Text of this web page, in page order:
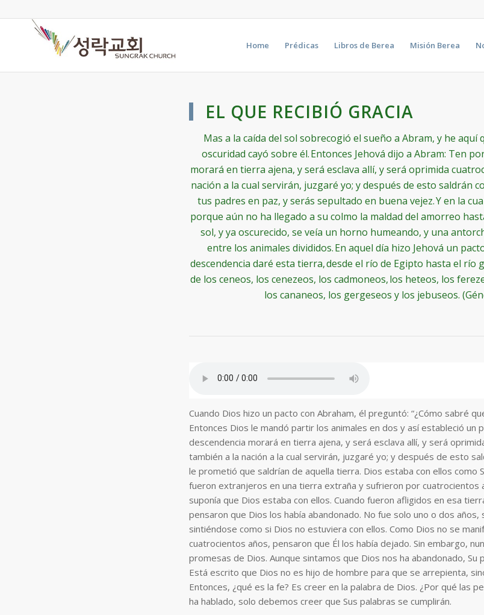
Home Prédicas Libros de Berea Misión Berea
EL QUE RECIBIÓ GRACIA
Mas a la caída del sol sobrecogió el sueño a Abram, y he
oscuridad cayó sobre él. Entonces Jehová dijo a Abram: Ten
morará en tierra ajena, y será esclava allí, y será oprimida
nación a la cual servirán, juzgaré yo; y después de esto saldrán
tus padres en paz, y serás sepultado en buena vejez. Y en la
porque aún no ha llegado a su colmo la maldad del amorreo
sol, y ya oscurecido, se veía un horno humeando, y una
entre los animales divididos. En aquel día hizo Jehová un
descendencia daré esta tierra, desde el río de Egipto hasta el río
de los ceneos, los cenezeos, los cadmoneos, los heteos, los
los cananeos, los gergeseos y los jebuseos.
Cuando Dios hizo un pacto con Abraham, él preguntó: “¿Cómo sabré
Entonces Dios le mandó partir los animales en dos y así estableció un
descendencia morará en tierra ajena, y será esclava allí, y será
también a la nación a la cual servirán, juzgaré yo; y después de esto
le prometió que saldrían de aquella tierra. Dios estaba con ellos como
fueron extranjeros en una tierra extraña y sufrieron por cuatrocientos
suponía que Dios estaba con ellos. Cuando fueron afligidos en esa
pensaron que Dios los había abandonado. No fue solo uno o dos años,
sintiéndose como si Dios no estuviera con ellos. Como Dios no se
cuatrocientos años, pensaron que Él los había dejado. Sin embargo,
promesas de Dios. Aunque sintamos que Dios nos ha abandonado, Su
Está escrito que Dios no es hijo de hombre para que se arrepienta,
Entonces, ¿qué es la fe? Es creer en la palabra de Dios. ¿Por qué las
ha hablado, solo debemos creer que Sus palabras se cumplirán.